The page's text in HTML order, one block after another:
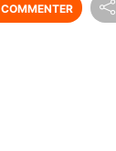
COMMENTER